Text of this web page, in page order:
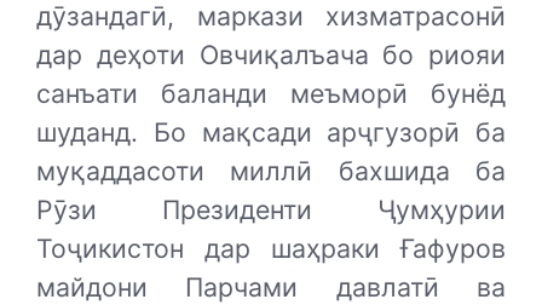
дӯзандагӣ, маркази хизматрасонӣ
дар деҳоти Овчиқалъача бо риояи
санъати баланди меъморӣ бунёд
шуданд. Бо мақсади арҷгузорӣ ба
муқаддасоти миллӣ бахшида ба
Рӯзи Президенти Ҷумҳурии
Тоҷикистон дар шаҳраки Ғафуров
майдони Парчами давлатӣ ва